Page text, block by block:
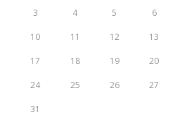
3 4 5 6
10 11 12 13
17 18 19 20
24 25 26 27
31